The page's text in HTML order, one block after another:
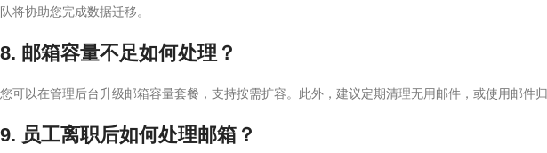
队将协助您完成数据迁移。
8. 邮箱容量不足如何处理？
您可以在管理后台升级邮箱容量套餐，支持按需扩容。此外，建议定期清理无用邮件，或使用邮件归
9. 员工离职后如何处理邮箱？